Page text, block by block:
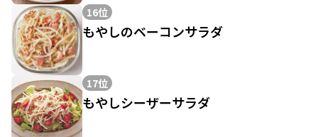
16位
もやしのベーコンサラダ
17位
もやしシーザーサラダ